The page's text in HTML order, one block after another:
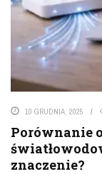
10 GRUDNIA, 2025
Porównanie
znaczenie?